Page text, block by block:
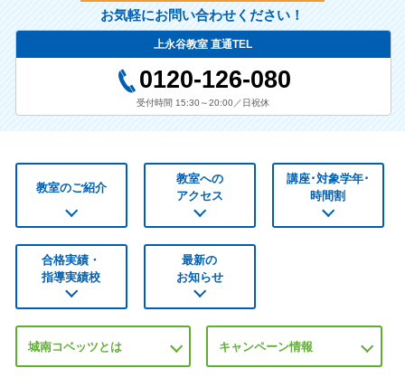
お気軽にお問い合わせください！
上永谷教室 直通TEL
0120-126-080
受付時間 15:30～20:00／日祝休
教室のご紹介
教室への
アクセス
講座･対象学年･
時間割
合格実績・
指導実績校
最新の
お知らせ
城南コベッツとは キャンペーン情報